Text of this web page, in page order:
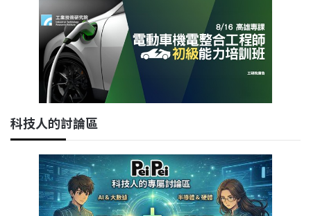
科技人的討論區